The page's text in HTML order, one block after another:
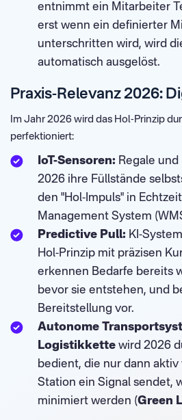
entnimmt ein Mitarbeiter
erst wenn ein definierter
unterschritten wird, wird
automatisch ausgelöst.
Praxis-Relevanz 2026:
Im Jahr 2026 wird das Hol-Prinzip
perfektioniert:
IoT-Sensoren: Regale
2026 ihre Füllstände
den "Hol-Impuls" in
Management System
Predictive Pull: KI-
Hol-Prinzip mit präzisen
erkennen Bedarfe bereits
bevor sie entstehen, und
Bereitstellung vor.
Autonome
Logistikkette wird 2026
bedient, die nur dann
Station ein Signal sendet,
minimiert werden (Green